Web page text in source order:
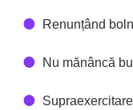
Renunțând
Nu mănâncă
Supraexercitare